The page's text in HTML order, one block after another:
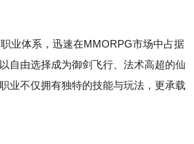
业体系，迅速在MMORPG市场中占据
自由选择成为御剑飞行、法术高超的仙
业不仅拥有独特的技能与玩法，更承载